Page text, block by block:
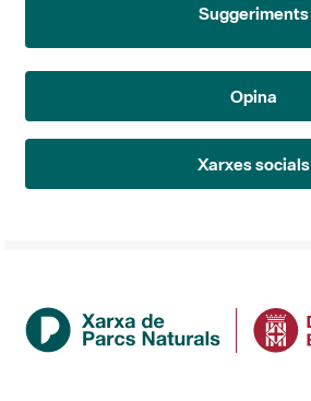
Suggeriments
Opina
Xarxes socials